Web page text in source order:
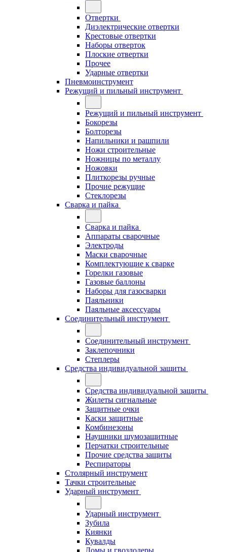
Отвертки
Диэлектрические отвертки
Крестовые отвертки
Наборы отверток
Плоские отвертки
Прочее
Ударные отвертки
Пневмоинструмент
Режущий и пильный инструмент
Режущий и пильный инструмент
Бокорезы
Болторезы
Напильники и рашпили
Ножи строительные
Ножницы по металлу
Ножовки
Плиткорезы ручные
Прочие режущие
Стеклорезы
Сварка и пайка
Сварка и пайка
Аппараты сварочные
Электроды
Маски сварочные
Комплектующие к сварке
Горелки газовые
Газовые баллоны
Наборы для газосварки
Паяльники
Паяльные аксессуары
Соединительный инструмент
Соединительный инструмент
Заклепочники
Степлеры
Средства индивидуальной защиты
Средства индивидуальной защиты
Жилеты сигнальные
Защитные очки
Каски защитные
Комбинезоны
Наушники шумозащитные
Перчатки строительные
Прочие средства защиты
Респираторы
Столярный инструмент
Тачки строительные
Ударный инструмент
Ударный инструмент
Зубила
Киянки
Кувалды
Ломы и гвоздодеры